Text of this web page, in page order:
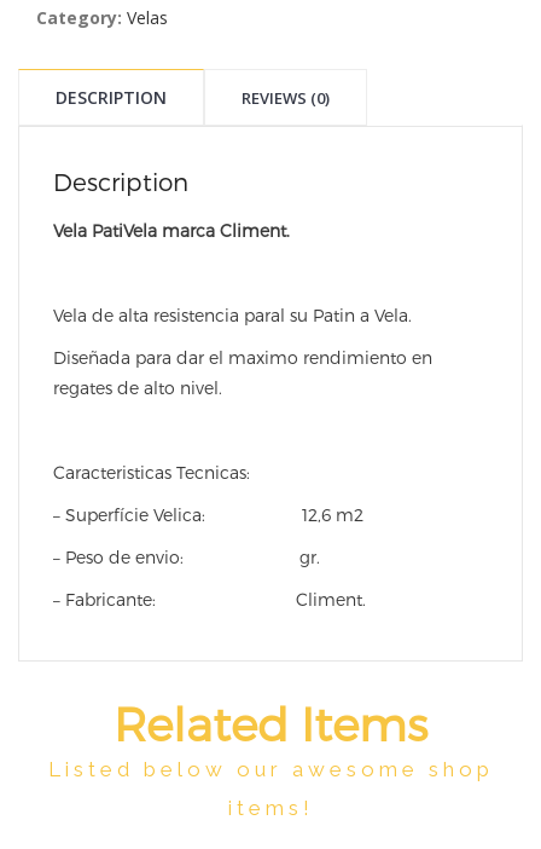
Category: Velas
DESCRIPTION REVIEWS (0)
Description
Vela PatiVela marca Climent.
Vela de alta resistencia paral su Patin a Vela.
Diseñada para dar el maximo rendimiento en
regates de alto nivel.
Caracteristicas Tecnicas:
– Superfície Velica: 12,6 m2
– Peso de envio: gr.
– Fabricante: Climent.
Related Items
Listed below our awesome shop
items!